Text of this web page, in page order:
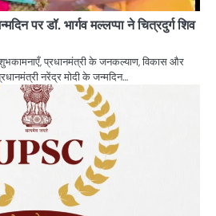
पर डॉ. भार्गव मल्लप्पा ने चित्रदुर्ग शिव
शुभकामनाएँ, प्रधानमंत्री के जनकल्याण, विकास और
नरेंद्र मोदी के जन्मदिन…